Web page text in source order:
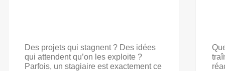
Des projets qui stagnent ? Des idées
qui attendent qu’on les exploite ?
Parfois, un stagiaire est exactement ce